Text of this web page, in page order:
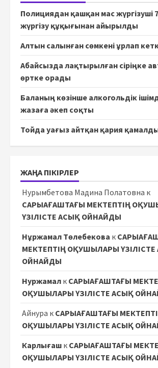
Полициядан қашқан мас жүргізуші
жүргізу құқығынан айырылды
Алтын салынған сөмкені ұрлап
Абайсызда лақтырылған сіріңке
өртке орады
Баланың көзінше алкогольдік
жазаға әкеп соқты
Тойда уағыз айтқан қария
ЖАҢА ПІКІРЛЕР
Нурымбетова Мадина Полатовна к
САРЫАҒАШТАҒЫ МЕКТЕПТІҢ
ҮЗІЛІСТЕ АСЫҚ ОЙНАЙДЫ
Нұржамал Төлебекова к
МЕКТЕПТІҢ ОҚУШЫЛАРЫ
ОЙНАЙДЫ
Нуржамал к САРЫАҒАШТАҒЫ
ОҚУШЫЛАРЫ ҮЗІЛІСТЕ АСЫҚ
Айнура к САРЫАҒАШТАҒЫ
ОҚУШЫЛАРЫ ҮЗІЛІСТЕ АСЫҚ
Карлығаш к САРЫАҒАШТАҒЫ
ОҚУШЫЛАРЫ ҮЗІЛІСТЕ АСЫҚ